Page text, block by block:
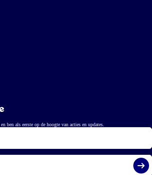
ben als eerste op de hoogte van acties en updates.